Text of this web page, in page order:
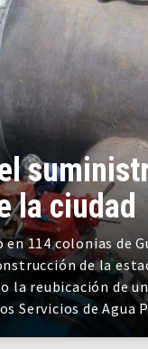
la ciudad
114 colonias de
de la
la reubicación de
Servicios de Agua